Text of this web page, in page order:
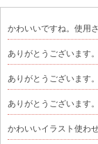
かわいいですね。使用
ありがとうございます
ありがとうございます
ありがとうございます
かわいいイラスト使わ